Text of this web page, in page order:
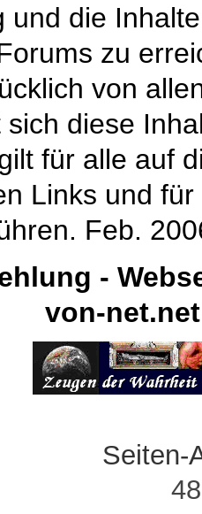
und die
zu
von
sich diese
für alle auf
Links und
Feb.
-
von-net.net
Seiten-